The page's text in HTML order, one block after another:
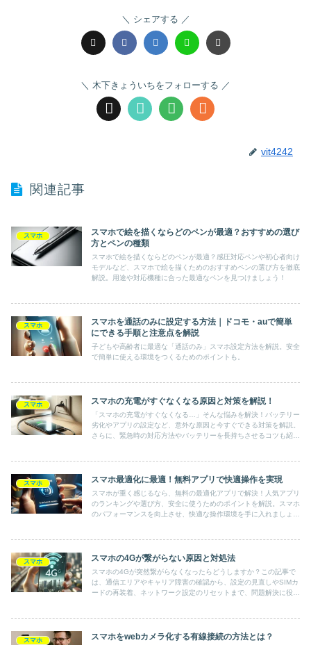
シェアする
木下きょういちをフォローする
vit4242
関連記事
スマホ
スマホで絵を描くならどのペンが最適？おすすめの選び
方とペンの種類
スマホで絵を描くならどのペンが最適？感圧対応ペンや初心者向け
モデルなど、スマホで絵を描くためのおすすめペンの選び方を徹底
解説。用途や対応機種に合った最適なペンを見つけましょう！
スマホ
スマホを通話のみに設定する方法｜ドコモ・auで簡単
にできる手順と注意点を解説
子どもや高齢者に最適な「通話のみ」スマホ設定方法を解説。安全
で簡単に使える環境をつくるためのポイントも。
スマホ スマホの充電がすぐなくなる原因と対策を解説！
「スマホの充電がすぐなくなる…」そんな悩みを解決！バッテリー
劣化やアプリの設定など、意外な原因と今すぐできる対策を解説。
さらに、緊急時の対応方法やバッテリーを長持ちさせるコツも紹
スマホ スマホ最適化に最適！無料アプリで快適操作を実現
スマホが重く感じるなら、無料の最適化アプリで解決！人気アプリ
のランキングや選び方、安全に使うためのポイントを解説。スマホ
のパフォーマンスを向上させ、快適な操作環境を手に入れましょ
スマホ スマホの4Gが繋がらない原因と対処法
スマホの4Gが突然繋がらなくなったらどうしますか？この記事で
は、通信エリアやキャリア障害の確認から、設定の見直しやSIMカ
ードの再装着、ネットワーク設定のリセットまで、問題解決に役立
スマホ スマホをwebカメラ化する有線接続の方法とは？